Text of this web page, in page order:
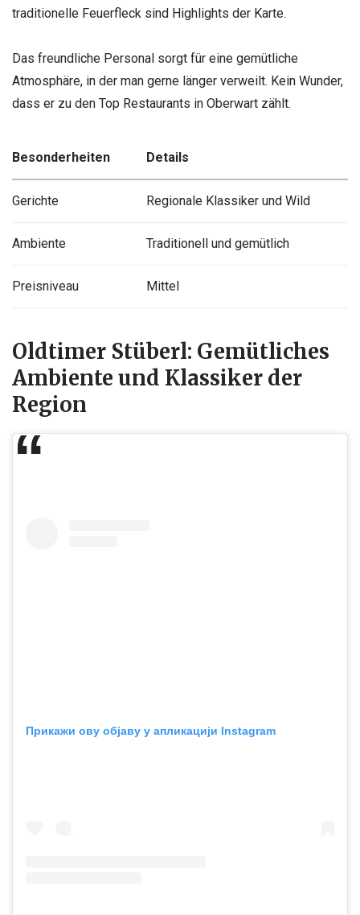
traditionelle Feuerfleck sind Highlights der Karte.
Das freundliche Personal sorgt für eine gemütliche
Atmosphäre, in der man gerne länger verweilt. Kein Wunder,
dass er zu den Top Restaurants in Oberwart zählt.
Besonderheiten Details
Gerichte Regionale Klassiker und Wild
Ambiente Traditionell und gemütlich
Preisniveau Mittel
Oldtimer Stüberl: Gemütliches
Ambiente und Klassiker der
Region
Прикажи ову објаву у апликацији Instagram